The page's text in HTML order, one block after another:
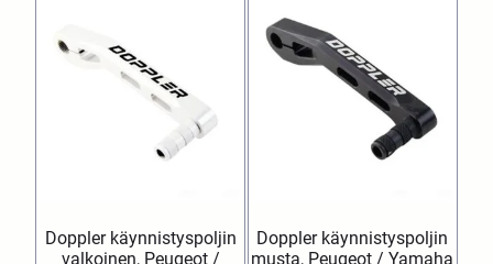
Doppler käynnistyspoljin
valkoinen, Peugeot /
Doppler käynnistyspoljin
musta, Peugeot / Yamaha